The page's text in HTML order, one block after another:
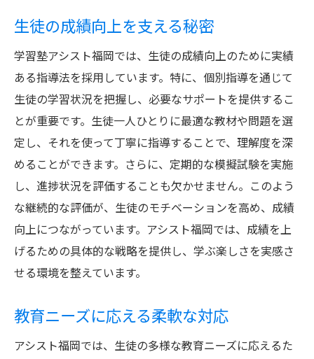
学習と生活のバランス支援
高校生のニーズを理解した指導
アシスト福岡の進路指導の強み
学校生活と両立できる学習環境
生徒の将来を見据えた教育
高校生活に役立つスキルの提供
地域密着型学習塾アシスト福岡での学びの特色
地元での教育支援の役割
地域住民との関係構築
地域密着型の利点と成果
地域貢献を重視した学習塾の魅力
アシスト福岡が福岡県で人気の理由を徹底解説
生徒の成績向上を支える秘密
学習塾アシスト福岡では、生徒の成績向上のために実績
ある指導法を採用しています。特に、個別指導を通じて
生徒の学習状況を把握し、必要なサポートを提供するこ
とが重要です。生徒一人ひとりに最適な教材や問題を選
定し、それを使って丁寧に指導することで、理解度を深
めることができます。さらに、定期的な模擬試験を実施
し、進捗状況を評価することも欠かせません。このよう
な継続的な評価が、生徒のモチベーションを高め、成績
向上につながっています。アシスト福岡では、成績を上
げるための具体的な戦略を提供し、学ぶ楽しさを実感さ
せる環境を整えています。
教育ニーズに応える柔軟な対応
アシスト福岡では、生徒の多様な教育ニーズに応えるた